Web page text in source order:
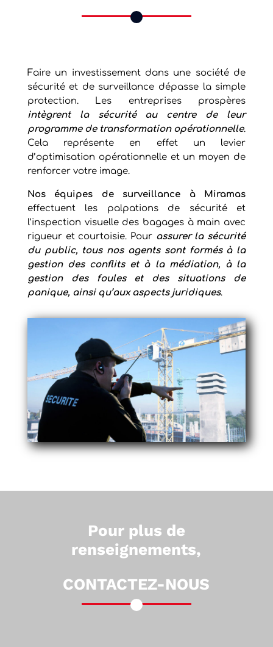
Faire un investissement dans une société de
sécurité et de surveillance dépasse la simple
protection. Les entreprises prospères
intègrent la sécurité au centre de leur
programme de transformation opérationnelle.
Cela représente en effet un levier
d’optimisation opérationnelle et un moyen de
renforcer votre image.
Nos équipes de
surveillance à Miramas
effectuent les palpations de sécurité et
l’inspection visuelle des bagages à main avec
rigueur et courtoisie. Pour assurer la sécurité
du public, tous nos agents sont formés à la
gestion des conflits et à la médiation, à la
gestion des foules et des situations de
panique, ainsi qu’aux aspects juridiques.
Pour plus de
renseignements,
CONTACTEZ-NOUS